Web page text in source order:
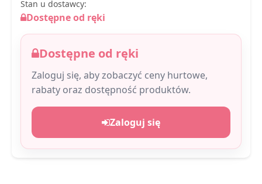
Stan u dostawcy:
Dostępne od ręki
Dostępne od ręki
Zaloguj się, aby zobaczyć ceny hurtowe,
rabaty oraz dostępność produktów.
Zaloguj się